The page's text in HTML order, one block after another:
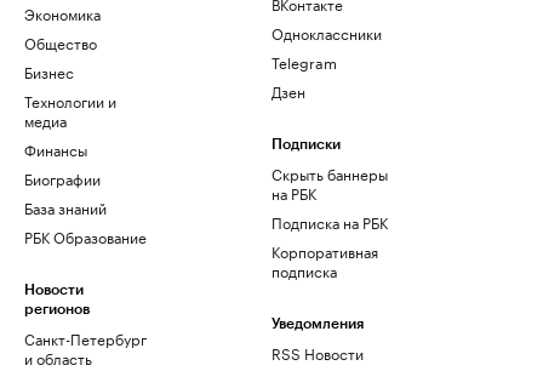
Экономика
Общество
Бизнес
Технологии и
медиа
Финансы
Биографии
База знаний
РБК Образование
Новости
регионов
Санкт-Петербург
и область
Одноклассники
Telegram
Дзен
Подписки
Скрыть баннеры
на РБК
Подписка на РБК
Корпоративная
подписка
Уведомления
RSS Новости